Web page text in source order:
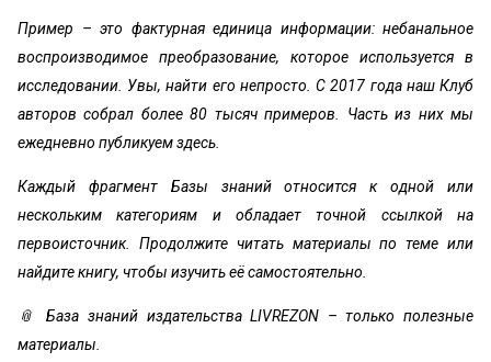
Пример – это фактурная единица информации: небанальное
воспроизводимое преобразование, которое используется в
исследовании. Увы, найти его непросто. С 2017 года наш Клуб
авторов собрал более 80 тысяч примеров. Часть из них мы
ежедневно публикуем здесь.
Каждый фрагмент Базы знаний относится к одной или
нескольким категориям и обладает точной ссылкой на
первоисточник. Продолжите читать материалы по теме или
найдите книгу, чтобы изучить её самостоятельно.
📎 База знаний издательства LIVREZON – только полезные
материалы.